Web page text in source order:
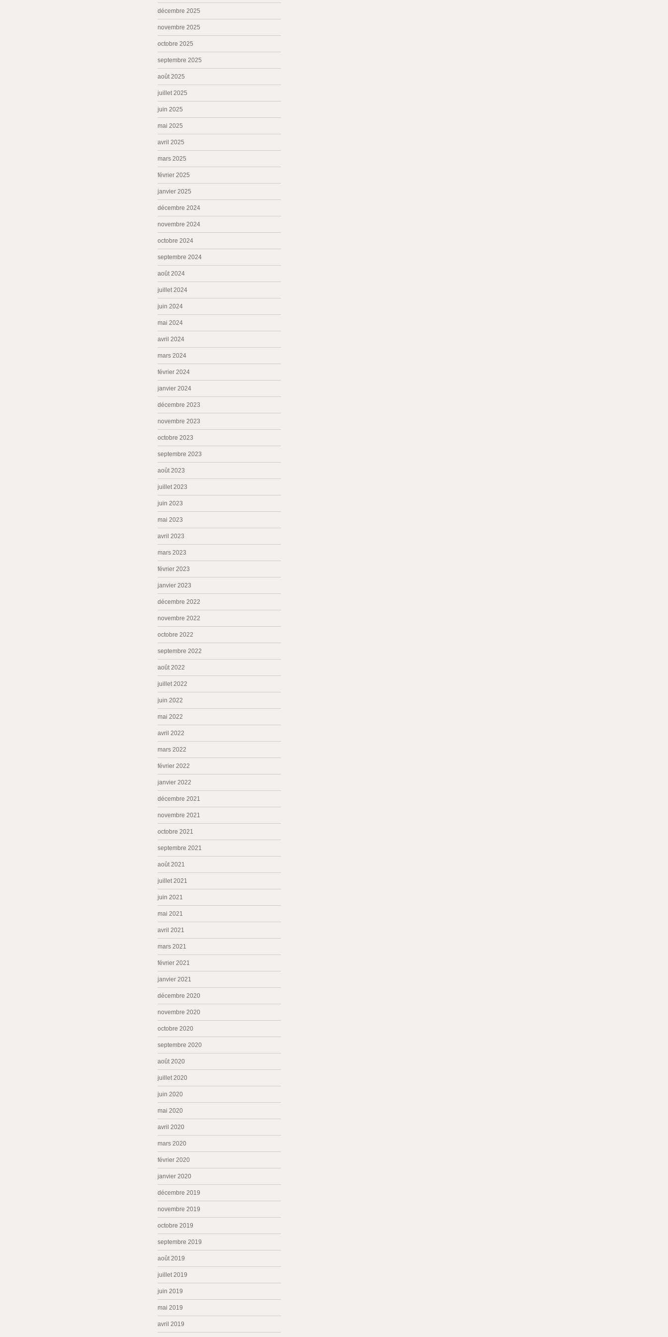
décembre 2025
novembre 2025
octobre 2025
septembre 2025
août 2025
juillet 2025
juin 2025
mai 2025
avril 2025
mars 2025
février 2025
janvier 2025
décembre 2024
novembre 2024
octobre 2024
septembre 2024
août 2024
juillet 2024
juin 2024
mai 2024
avril 2024
mars 2024
février 2024
janvier 2024
décembre 2023
novembre 2023
octobre 2023
septembre 2023
août 2023
juillet 2023
juin 2023
mai 2023
avril 2023
mars 2023
février 2023
janvier 2023
décembre 2022
novembre 2022
octobre 2022
septembre 2022
août 2022
juillet 2022
juin 2022
mai 2022
avril 2022
mars 2022
février 2022
janvier 2022
décembre 2021
novembre 2021
octobre 2021
septembre 2021
août 2021
juillet 2021
juin 2021
mai 2021
avril 2021
mars 2021
février 2021
janvier 2021
décembre 2020
novembre 2020
octobre 2020
septembre 2020
août 2020
juillet 2020
juin 2020
mai 2020
avril 2020
mars 2020
février 2020
janvier 2020
décembre 2019
novembre 2019
octobre 2019
septembre 2019
août 2019
juillet 2019
juin 2019
mai 2019
avril 2019